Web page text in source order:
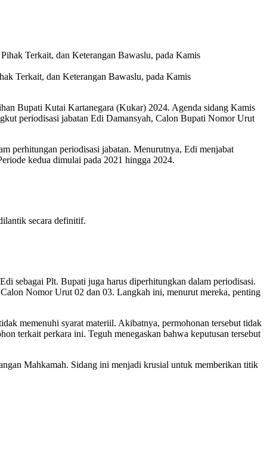
Terkait, dan Keterangan Bawaslu, pada Kamis
Bupati Kutai Kartanegara (Kukar) 2024. Agenda sidang Kamis
periodisasi jabatan Edi Damansyah, Calon Bupati Nomor Urut
perhitungan periodisasi jabatan. Menurutnya, Edi menjabat
kedua dimulai pada 2021 hingga 2024.
secara definitif.
sebagai Plt. Bupati juga harus diperhitungkan dalam periodisasi.
Nomor Urut 02 dan 03. Langkah ini, menurut mereka, penting
memenuhi syarat materiil. Akibatnya, permohonan tersebut tidak
terkait perkara ini. Teguh menegaskan bahwa keputusan tersebut
Mahkamah. Sidang ini menjadi krusial untuk memberikan titik